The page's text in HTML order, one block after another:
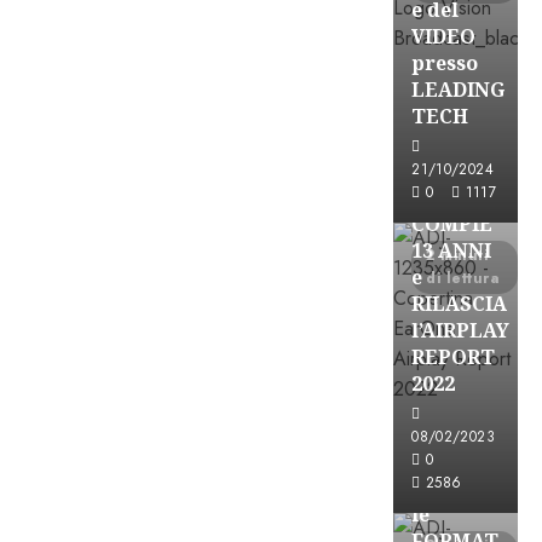
e del
VIDEO
presso
LEADING
TECH
21/10/2024
0
1117
2 minuti
di lettura
Partnership
EARONE
COMPIE
13 ANNI
e
RILASCIA
l’AIRPLAY
REPORT
2022
08/02/2023
0
2586
Partnership
le